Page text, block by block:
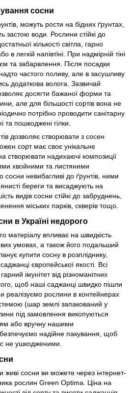
сосни
можуть рости на бідних ґрунтах,
застою води. Рослини стійкі до
кількості світла, гарно
в легкій напівтіні. При надмірній тіні
та забарвлення. Після посадки
частого поливу, але в засушливу
додаткова волога. Зазвичай
досягти бажаної форми та
але для більшості сортів вона не
потрібно проводити санітарну
та пошкоджені гілки.
дозволяє створювати з сосен
сорт має своє унікальне
створювати надихаючі композиції
хвойними та листяними
невибагливі до ґрунтів, ними
береги та висаджують на
видів сосни стійкі до забруднень,
міських парків, скверів тощо.
в Україні недорого
матеріалу впливає на швидкість
умовах, а також його подальший
купити сосну в розпліднику,
європейської якості. Всі
імунітет від різноманітних
щоб наші саджанці швидко пішли
реалізуємо рослини в контейнерах
(шар землі запакований у
під замовлення викопуються
або вручну нашими
надійне пакування, щоб
не ушкодженими.
живі сосни ви можете через інтернет-
рослин Green Optima. Ціна на